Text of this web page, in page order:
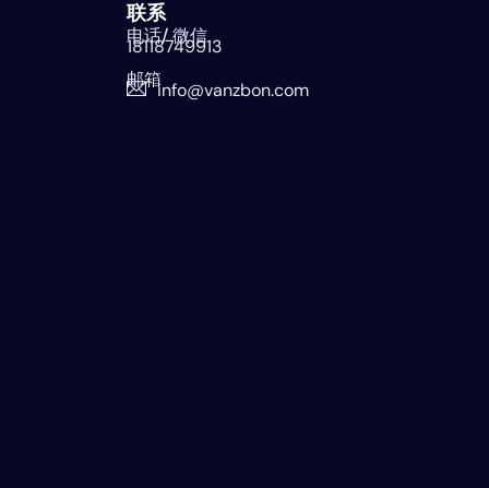
联系
电话/ 微信
18118749913
邮箱info@vanzbon.com